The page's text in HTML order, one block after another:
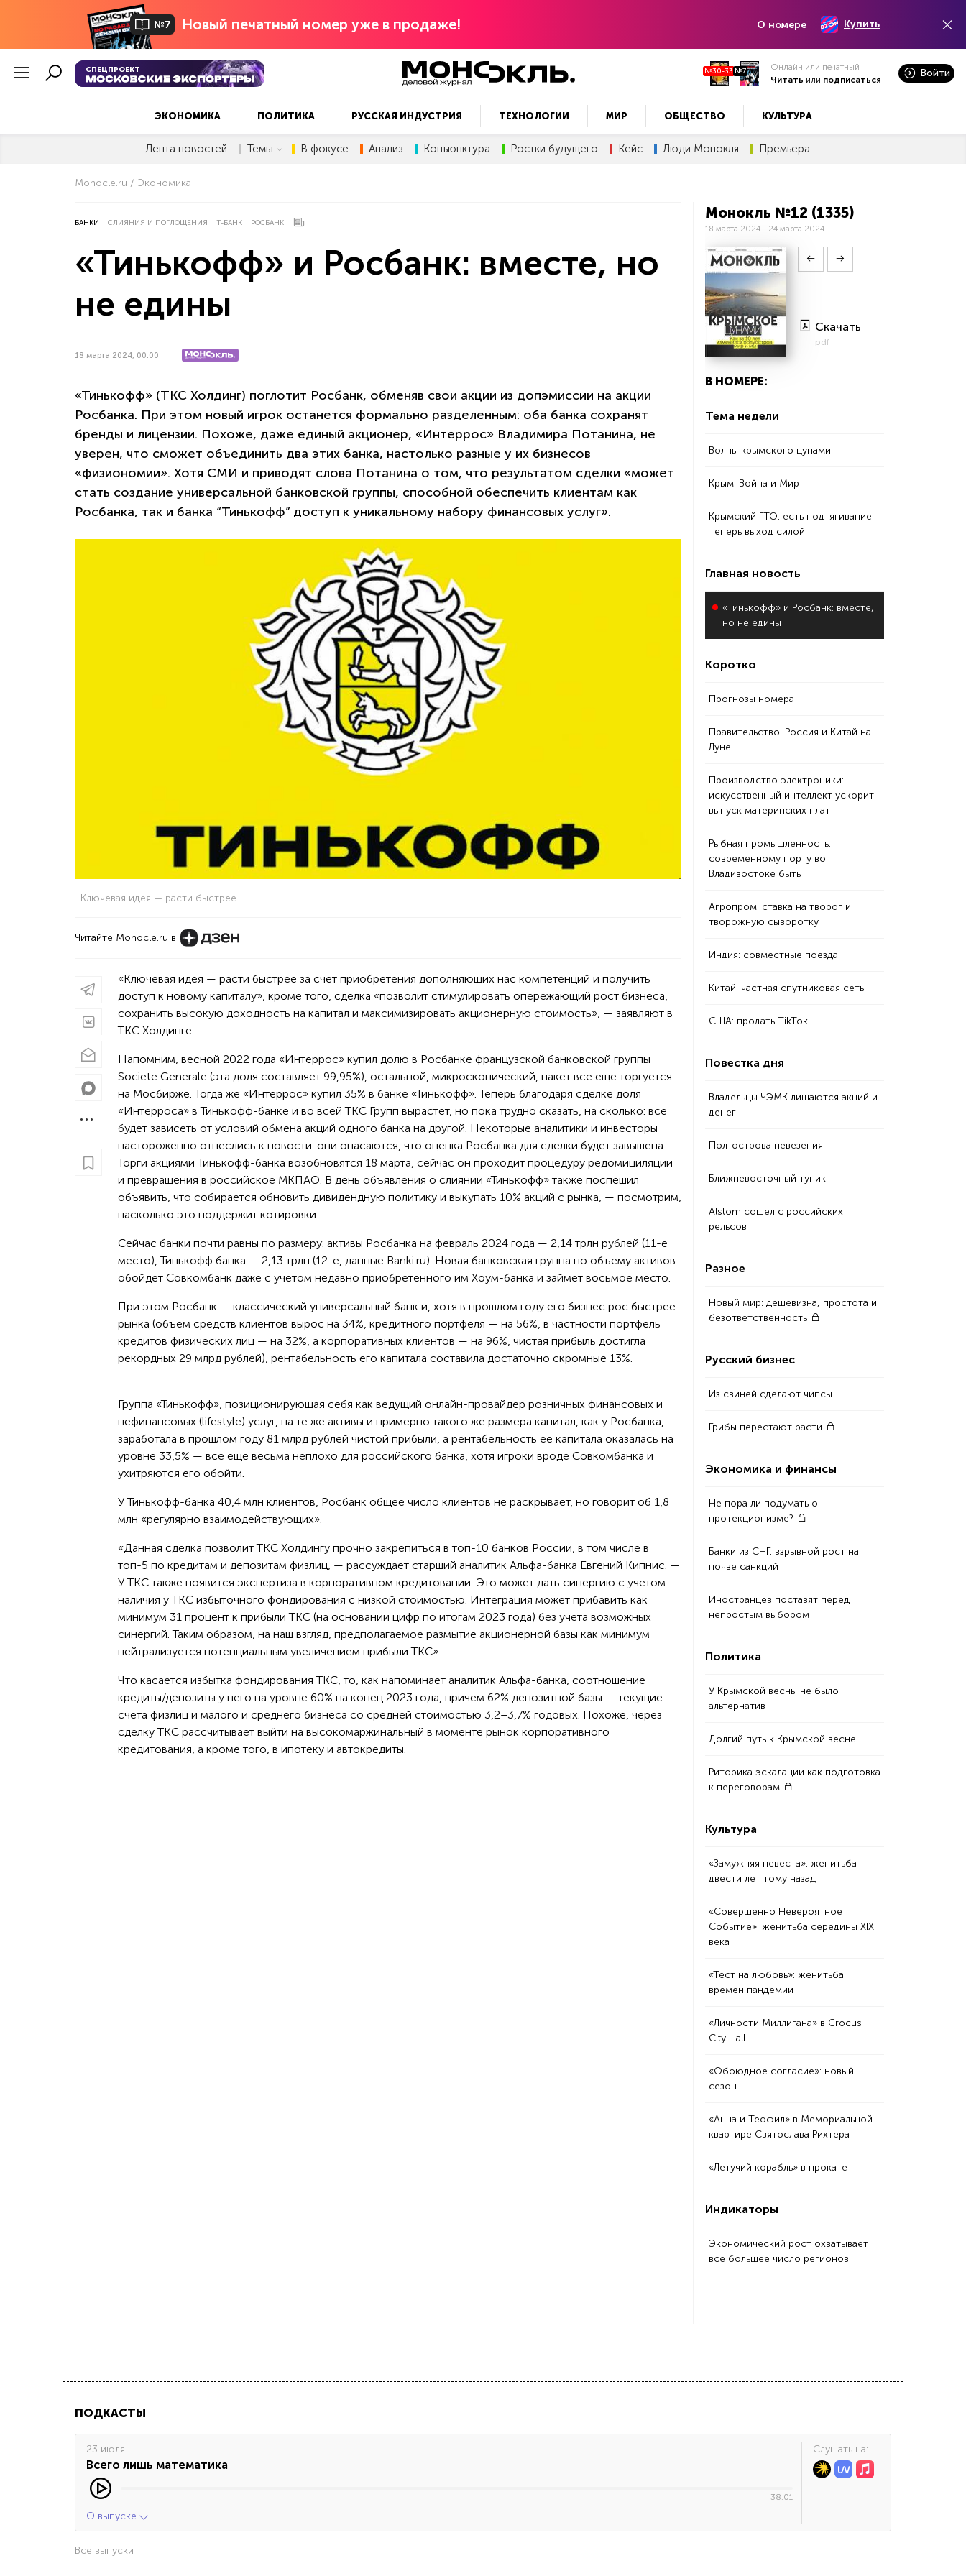
№7 Новый печатный номер уже в продаже! О номере Купить
СПЕЦПРОЕКТ №30-33 №7
Онлайн или печатный
Читать или подписаться
Войти
ЭКОНОМИКА ПОЛИТИКА РУССКАЯ ИНДУСТРИЯ ТЕХНОЛОГИИ МИР ОБЩЕСТВО КУЛЬТУРА
Лента новостей Темы В фокусе Анализ Конъюнктура Ростки будущего Кейс Люди Монокля Премьера
Monocle.ru Экономика
БАНКИ СЛИЯНИЯ И ПОГЛОЩЕНИЯ Т-БАНК РОСБАНК
«Тинькофф» и Росбанк: вместе, но
не едины
18 марта 2024, 00:00
«Тинькофф» (ТКС Холдинг) поглотит Росбанк, обменяв свои акции из допэмиссии на акции
Росбанка. При этом новый игрок останется формально разделенным: оба банка сохранят
бренды и лицензии. Похоже, даже единый акционер, «Интеррос» Владимира Потанина, не
уверен, что сможет объединить два этих банка, настолько разные у их бизнесов
«физиономии». Хотя СМИ и приводят слова Потанина о том, что результатом сделки «может
стать создание универсальной банковской группы, способной обеспечить клиентам как
Росбанка, так и банка “Тинькофф” доступ к уникальному набору финансовых услуг».
Ключевая идея — расти быстрее
Читайте Monocle.ru в
«Ключевая идея — расти быстрее за счет приобретения дополняющих нас компетенций и получить
доступ к новому капиталу», кроме того, сделка «позволит стимулировать опережающий рост бизнеса,
сохранить высокую доходность на капитал и максимизировать акционерную стоимость», — заявляют в
ТКС Холдинге.
Напомним, весной 2022 года «Интеррос» купил долю в Росбанке французской банковской группы
Societe Generale (эта доля составляет 99,95%), остальной, микроскопический, пакет все еще торгуется
на Мосбирже. Тогда же «Интеррос» купил 35% в банке «Тинькофф». Теперь благодаря сделке доля
«Интерроса» в Тинькофф-банке и во всей ТКС Групп вырастет, но пока трудно сказать, на сколько: все
будет зависеть от условий обмена акций одного банка на другой. Некоторые аналитики и инвесторы
настороженно отнеслись к новости: они опасаются, что оценка Росбанка для сделки будет завышена.
Торги акциями Тинькофф-банка возобновятся 18 марта, сейчас он проходит процедуру редомициляции
и превращения в российское МКПАО. В день объявления о слиянии «Тинькофф» также поспешил
объявить, что собирается обновить дивидендную политику и выкупать 10% акций с рынка, — посмотрим,
насколько это поддержит котировки.
Сейчас банки почти равны по размеру: активы Росбанка на февраль 2024 года — 2,14 трлн рублей (11-е
место), Тинькофф банка — 2,13 трлн (12-е, данные Banki.ru). Новая банковская группа по объему активов
обойдет Совкомбанк даже с учетом недавно приобретенного им Хоум-банка и займет восьмое место.
При этом Росбанк — классический универсальный банк и, хотя в прошлом году его бизнес рос быстрее
рынка (объем средств клиентов вырос на 34%, кредитного портфеля — на 56%, в частности портфель
кредитов физических лиц — на 32%, а корпоративных клиентов — на 96%, чистая прибыль достигла
рекордных 29 млрд рублей), рентабельность его капитала составила достаточно скромные 13%.
Группа «Тинькофф», позиционирующая себя как ведущий онлайн-провайдер розничных финансовых и
нефинансовых (lifestyle) услуг, на те же активы и примерно такого же размера капитал, как у Росбанка,
заработала в прошлом году 81 млрд рублей чистой прибыли, а рентабельность ее капитала оказалась на
уровне 33,5% — все еще весьма неплохо для российского банка, хотя игроки вроде Совкомбанка и
ухитряются его обойти.
У Тинькофф-банка 40,4 млн клиентов, Росбанк общее число клиентов не раскрывает, но говорит об 1,8
млн «регулярно взаимодействующих».
«Данная сделка позволит ТКС Холдингу прочно закрепиться в топ-10 банков России, в том числе в
топ-5 по кредитам и депозитам физлиц, — рассуждает старший аналитик Альфа-банка Евгений Кипнис. —
У ТКС также появится экспертиза в корпоративном кредитовании. Это может дать синергию с учетом
наличия у ТКС избыточного фондирования с низкой стоимостью. Интеграция может прибавить как
минимум 31 процент к прибыли ТКС (на основании цифр по итогам 2023 года) без учета возможных
синергий. Таким образом, на наш взгляд, предполагаемое размытие акционерной базы как минимум
нейтрализуется потенциальным увеличением прибыли ТКС».
Что касается избытка фондирования ТКС, то, как напоминает аналитик Альфа-банка, соотношение
кредиты/депозиты у него на уровне 60% на конец 2023 года, причем 62% депозитной базы — текущие
счета физлиц и малого и среднего бизнеса со средней стоимостью 3,2–3,7% годовых. Похоже, через
сделку ТКС рассчитывает выйти на высокомаржинальный в моменте рынок корпоративного
кредитования, а кроме того, в ипотеку и автокредиты.
Монокль №12 (1335)
18 марта 2024 - 24 марта 2024
Скачать
pdf
В НОМЕРЕ:
Тема недели
Волны крымского цунами
Крым. Война и Мир
Крымский ГТО: есть подтягивание.
Теперь выход силой
Главная новость
«Тинькофф» и Росбанк: вместе,
но не едины
Коротко
Прогнозы номера
Правительство: Россия и Китай на
Луне
Производство электроники:
искусственный интеллект ускорит
выпуск материнских плат
Рыбная промышленность:
современному порту во
Владивостоке быть
Агропром: ставка на творог и
творожную сыворотку
Индия: совместные поезда
Китай: частная спутниковая сеть
США: продать TikTok
Повестка дня
Владельцы ЧЭМК лишаются акций и
денег
Пол-острова невезения
Ближневосточный тупик
Alstom сошел с российских
рельсов
Разное
Новый мир: дешевизна, простота и
безответственность
Русский бизнес
Из свиней сделают чипсы
Грибы перестают расти
Экономика и финансы
Не пора ли подумать о
протекционизме?
Банки из СНГ: взрывной рост на
почве санкций
Иностранцев поставят перед
непростым выбором
Политика
У Крымской весны не было
альтернатив
Долгий путь к Крымской весне
Риторика эскалации как подготовка
к переговорам
Культура
«Замужняя невеста»: женитьба
двести лет тому назад
«Совершенно Невероятное
Событие»: женитьба середины XIX
века
«Тест на любовь»: женитьба
времен пандемии
«Личности Миллигана» в Crocus
City Hall
«Обоюдное согласие»: новый
сезон
«Анна и Теофил» в Мемориальной
квартире Святослава Рихтера
«Летучий корабль» в прокате
Индикаторы
Экономический рост охватывает
все большее число регионов
ПОДКАСТЫ
23 июля
Всего лишь математика
38:01
О выпуске
Cлушать на:
Все выпуски